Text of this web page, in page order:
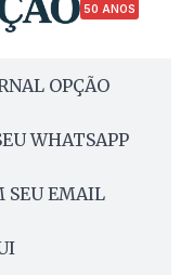
50 ANOS
OPÇÃO
WHATSAPP
SEU EMAIL